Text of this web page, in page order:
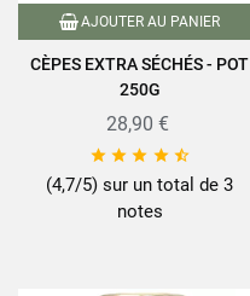
AJOUTER AU PANIER
CÈPES EXTRA SÉCHÉS - POT
250G
28,90 €
    
(4,7/5) sur un total de 3
notes